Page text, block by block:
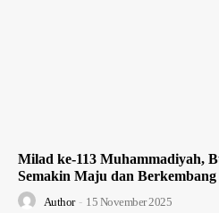
Milad ke-113 Muhammadiyah,
Semakin Maju dan Berkembang
Author - 15 November 2025